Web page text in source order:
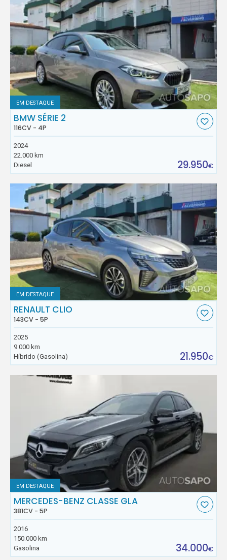
EM DESTAQUE
BMW SÉRIE 2
116CV - 4P
2024
22.000 km
Diesel
29.950€
EM DESTAQUE
RENAULT CLIO
143CV - 5P
2025
9.000 km
Híbrido (Gasolina)
21.950€
EM DESTAQUE
MERCEDES-BENZ CLASSE GLA
381CV - 5P
2016
150.000 km
Gasolina
34.000€